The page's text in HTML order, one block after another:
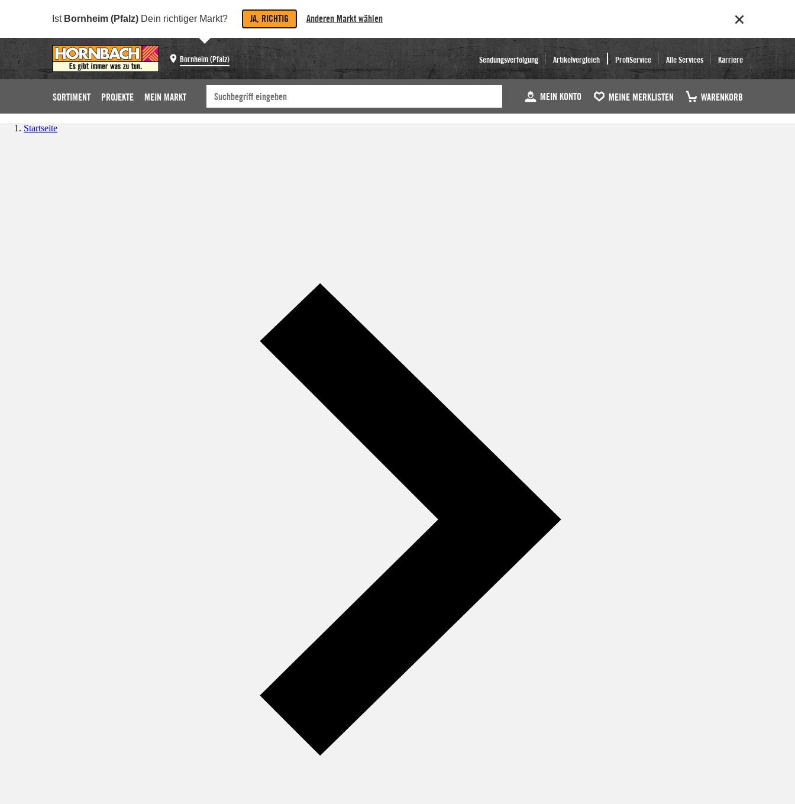
Ist Bornheim (Pfalz) Dein richtiger Markt? JA, RICHTIG Anderen Markt wählen
Bornheim (Pfalz) Sendungsverfolgung Artikelvergleich ProfiService Alle Services Karriere
SORTIMENT PROJEKTE MEIN MARKT MEIN KONTO MEINE MERKLISTEN WARENKORB
Startseite